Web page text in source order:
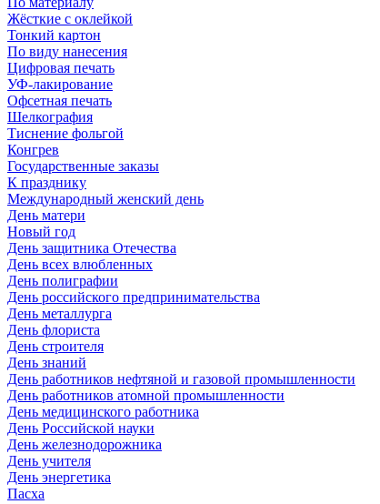
Жёсткие с оклейкой
Тонкий картон
По виду нанесения
Цифровая печать
УФ-лакирование
Офсетная печать
Шелкография
Тиснение фольгой
Конгрев
Государственные заказы
К празднику
Международный женский день
День матери
Новый год
День защитника Отечества
День всех влюбленных
День полиграфии
День российского предпринимательства
День металлурга
День флориста
День строителя
День знаний
День работников нефтяной и газовой промышленности
День работников атомной промышленности
День медицинского работника
День Российской науки
День железнодорожника
День учителя
День энергетика
Пасха